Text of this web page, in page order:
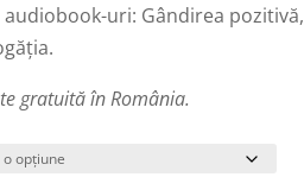
lei.
199,00 lei.
uri: Gândirea pozitivă,
gratuită în România.